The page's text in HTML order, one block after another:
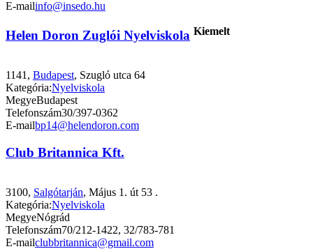
E-mailinfo@insedo.hu
Helen Doron Zuglói Nyelviskola Kiemelt
1141, Budapest, Szugló utca 64
Kategória:Nyelviskola
MegyeBudapest
Telefonszám30/397-0362
E-mailbp14@helendoron.com
Club Britannica Kft.
3100, Salgótarján, Május 1. út 53 .
Kategória:Nyelviskola
MegyeNógrád
Telefonszám70/212-1422, 32/783-781
E-mailclubbritannica@gmail.com